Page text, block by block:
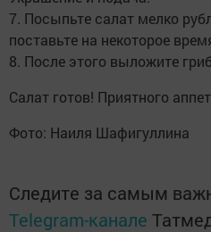
7. Посыпьте салат мелко
поставьте на некоторое
8. После этого выложите
Салат готов! Приятного
Фото: Наиля Шафигуллина
Следите за самым
Telegram-канале